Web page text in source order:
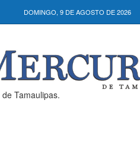
DOMINGO, 9 DE AGOSTO DE 2026
Tamaulipas.